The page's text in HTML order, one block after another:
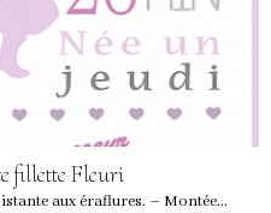
fillette Fleuri
aux éraflures. – Montée...